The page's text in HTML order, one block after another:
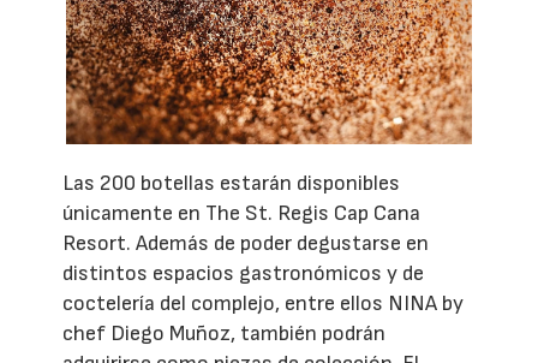
Las 200 botellas estarán disponibles
únicamente en The St. Regis Cap Cana
Resort. Además de poder degustarse en
distintos espacios gastronómicos y de
coctelería del complejo, entre ellos NINA by
chef Diego Muñoz, también podrán